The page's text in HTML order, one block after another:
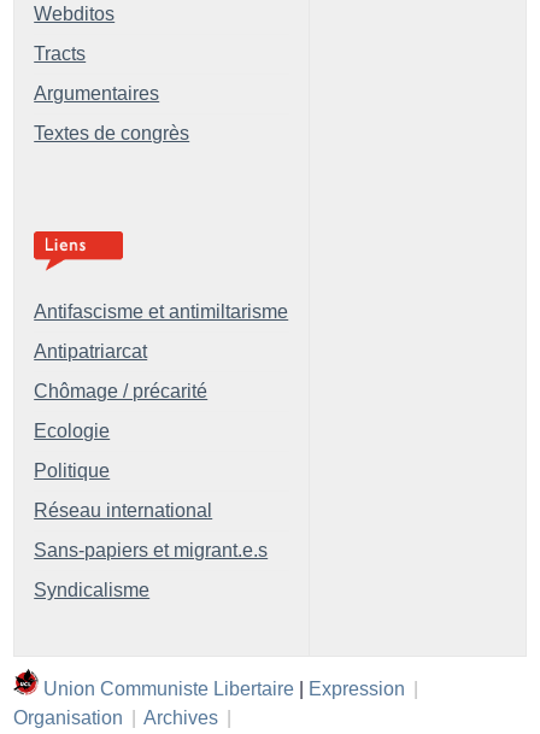
Webditos
Tracts
Argumentaires
Textes de congrès
Antifascisme et antimiltarisme
Antipatriarcat
Chômage / précarité
Ecologie
Politique
Réseau international
Sans-papiers et migrant.e.s
Syndicalisme
Union Communiste Libertaire Expression
Organisation
Archives